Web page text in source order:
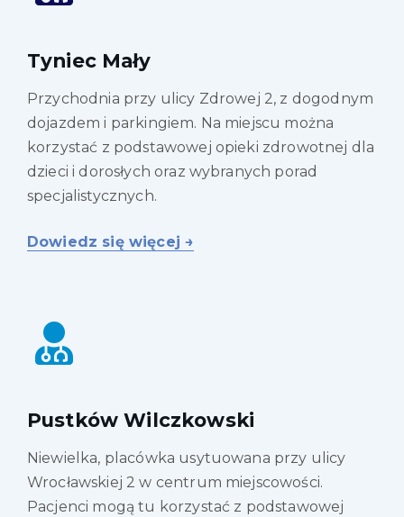
Tyniec Mały
Przychodnia przy ulicy Zdrowej 2, z dogodnym
dojazdem i parkingiem. Na miejscu można
korzystać z podstawowej opieki zdrowotnej dla
dzieci i dorosłych oraz wybranych porad
specjalistycznych.
Dowiedz się więcej →
Pustków Wilczkowski
Niewielka, placówka usytuowana przy ulicy
Wrocławskiej 2 w centrum miejscowości.
Pacjenci mogą tu korzystać z podstawowej